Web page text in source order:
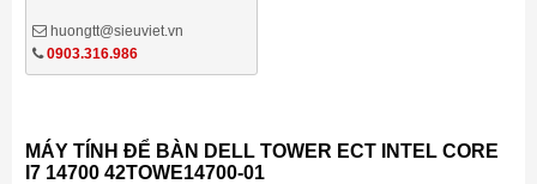
huongtt@sieuviet.vn
0903.316.986
MÁY TÍNH ĐỂ BÀN DELL TOWER ECT INTEL CORE
I7 14700 42TOWE14700-01